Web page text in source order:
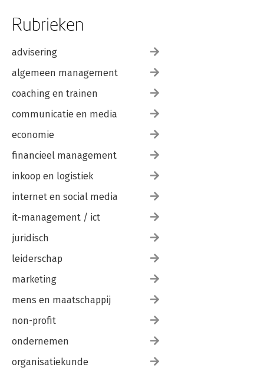
Rubrieken
advisering
algemeen management
coaching en trainen
communicatie en media
economie
financieel management
inkoop en logistiek
internet en social media
it-management / ict
juridisch
leiderschap
marketing
mens en maatschappij
non-profit
ondernemen
organisatiekunde